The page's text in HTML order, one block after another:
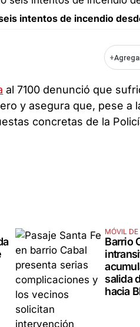
intentos de incendio
+
al 7100 denunció que
y asegura que, pese a
concretas de la
MÓVIL DE
Barrio
salida
hacia